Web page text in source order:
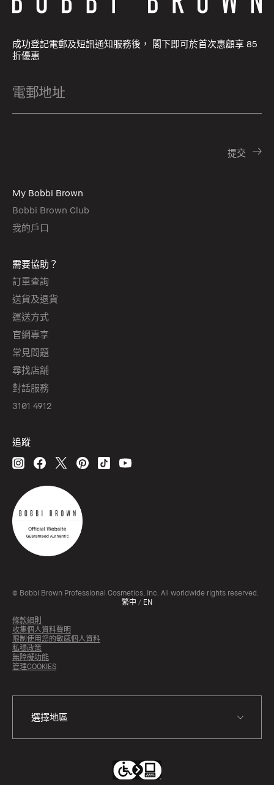
成功登記電郵及短訊通知服務後， 閣下即可於首次惠顧享 85
折優惠
My Bobbi Brown
Bobbi Brown Club
我的戶口
需要協助？
訂單查詢
送貨及退貨
運送方式
官網專享
常見問題
尋找店舖
對話服務
3101 4912
追蹤
© Bobbi Brown Professional Cosmetics, Inc. All worldwide rights reserved.
繁中 / EN
條款細則
收集個人資料聲明
限制使用您的敏感個人資料
私穩政策
無障礙功能
管理COOKIES